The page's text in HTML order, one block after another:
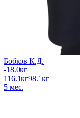
Бобков К.Д.
-18.0кг
116.1кг98.1кг
5 мес.